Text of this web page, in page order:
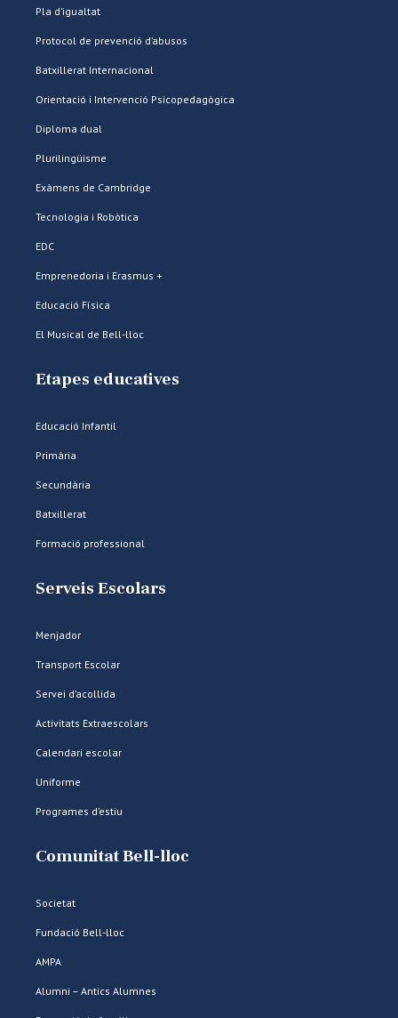
Pla d’igualtat
Protocol de prevenció d’abusos
Batxillerat Internacional
Orientació i Intervenció Psicopedagògica
Diploma dual
Plurilingüisme
Exàmens de Cambridge
Tecnologia i Robòtica
EDC
Emprenedoria i Erasmus +
Educació Física
El Musical de Bell-lloc
Etapes educatives
Educació Infantil
Primària
Secundària
Batxillerat
Formació professional
Serveis Escolars
Menjador
Transport Escolar
Servei d’acollida
Activitats Extraescolars
Calendari escolar
Uniforme
Programes d’estiu
Comunitat Bell-lloc
Societat
Fundació Bell-lloc
AMPA
Alumni – Antics Alumnes